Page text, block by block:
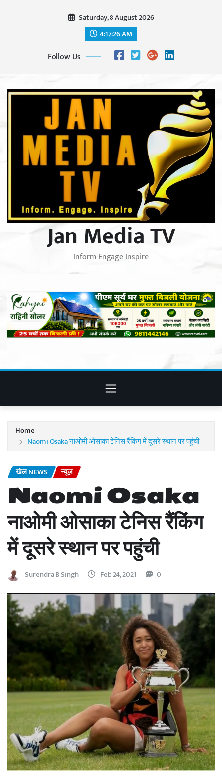
Saturday, 8 August 2026
4:17:28 AM
Follow Us
Jan Media TV
Inform Engage Inspire
Home
Naomi Osaka नाओमी ओसाका टेनिस रैंकिंग में दूसरे स्थान पर पहुंची
खेल NEWS न्यूज़
Naomi Osaka
नाओमी ओसाका टेनिस रैंकिंग
में दूसरे स्थान पर पहुंची
Surendra B Singh Feb 24, 2021 0